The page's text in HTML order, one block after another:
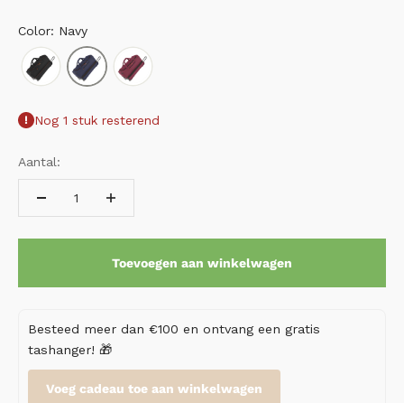
Color: Navy
Nog 1 stuk resterend
Aantal:
Toevoegen aan winkelwagen
Besteed meer dan €100 en ontvang een gratis
tashanger! 🎁
Voeg cadeau toe aan winkelwagen